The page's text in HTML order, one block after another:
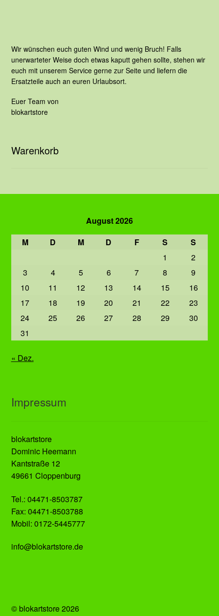
Wir wünschen euch guten Wind und wenig Bruch! Falls
unerwarteter Weise doch etwas kaputt gehen sollte, stehen wir
euch mit unserem Service gerne zur Seite und liefern die
Ersatzteile auch an euren Urlaubsort.
Euer Team von
blokartstore
Warenkorb
August 2026
M
D M D F S
S
1
2
3
4 5 6 7 8
9
10
11 12 13 14 15
16
17
18 19 20 21 22
23
24
25 26 27 28 29
30
31
« Dez.
Impressum
blokartstore
Dominic Heemann
Kantstraße 12
49661 Cloppenburg
Tel.: 04471-8503787
Fax: 04471-8503788
Mobil: 0172-5445777
info@blokartstore.de
© blokartstore 2026